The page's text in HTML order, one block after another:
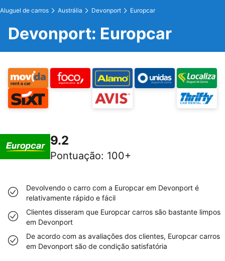
Aluguel de carros Austrália Devonport Europcar
Devonport: Europcar
9.2
Pontuação: 100+
Devolvendo o carro com a Europcar em Devonport é
relativamente rápido e fácil
Clientes disseram que Europcar carros são bastante limpos
em Devonport
De acordo com as avaliações dos clientes, Europcar carros
em Devonport são de condição satisfatória